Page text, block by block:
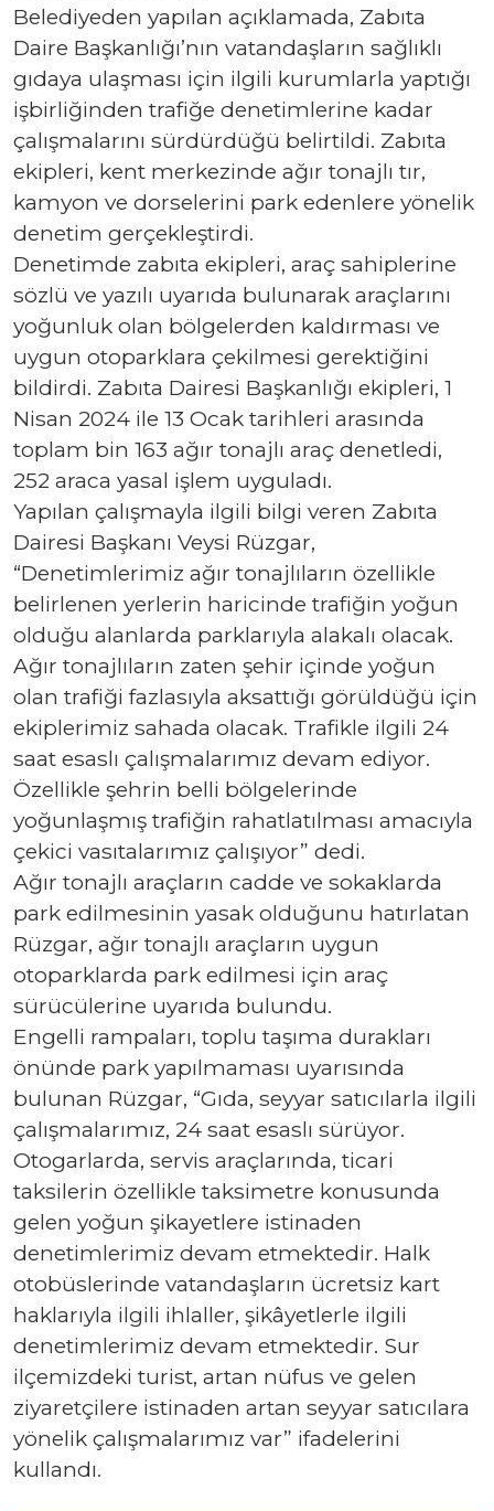
Belediyeden yapılan açıklamada, Zabıta
Daire Başkanlığı’nın vatandaşların sağlıklı
gıdaya ulaşması için ilgili kurumlarla yaptığı
işbirliğinden trafiğe denetimlerine kadar
çalışmalarını sürdürdüğü belirtildi. Zabıta
ekipleri, kent merkezinde ağır tonajlı tır,
kamyon ve dorselerini park edenlere yönelik
denetim gerçekleştirdi.
Denetimde zabıta ekipleri, araç sahiplerine
sözlü ve yazılı uyarıda bulunarak araçlarını
yoğunluk olan bölgelerden kaldırması ve
uygun otoparklara çekilmesi gerektiğini
bildirdi. Zabıta Dairesi Başkanlığı ekipleri, 1
Nisan 2024 ile 13 Ocak tarihleri arasında
toplam bin 163 ağır tonajlı araç denetledi,
252 araca yasal işlem uyguladı.
Yapılan çalışmayla ilgili bilgi veren Zabıta
Dairesi Başkanı Veysi Rüzgar,
“Denetimlerimiz ağır tonajlıların özellikle
belirlenen yerlerin haricinde trafiğin yoğun
olduğu alanlarda parklarıyla alakalı olacak.
Ağır tonajlıların zaten şehir içinde yoğun
olan trafiği fazlasıyla aksattığı görüldüğü için
ekiplerimiz sahada olacak. Trafikle ilgili 24
saat esaslı çalışmalarımız devam ediyor.
Özellikle şehrin belli bölgelerinde
yoğunlaşmış trafiğin rahatlatılması amacıyla
çekici vasıtalarımız çalışıyor” dedi.
Ağır tonajlı araçların cadde ve sokaklarda
park edilmesinin yasak olduğunu hatırlatan
Rüzgar, ağır tonajlı araçların uygun
otoparklarda park edilmesi için araç
sürücülerine uyarıda bulundu.
Engelli rampaları, toplu taşıma durakları
önünde park yapılmaması uyarısında
bulunan Rüzgar, “Gıda, seyyar satıcılarla ilgili
çalışmalarımız, 24 saat esaslı sürüyor.
Otogarlarda, servis araçlarında, ticari
taksilerin özellikle taksimetre konusunda
gelen yoğun şikayetlere istinaden
denetimlerimiz devam etmektedir. Halk
otobüslerinde vatandaşların ücretsiz kart
haklarıyla ilgili ihlaller, şikâyetlerle ilgili
denetimlerimiz devam etmektedir. Sur
ilçemizdeki turist, artan nüfus ve gelen
ziyaretçilere istinaden artan seyyar satıcılara
yönelik çalışmalarımız var” ifadelerini
kullandı.